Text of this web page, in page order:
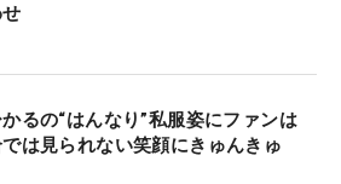
るの“はんなり”私服姿にファンは
では見られない笑顔にきゅんきゅ